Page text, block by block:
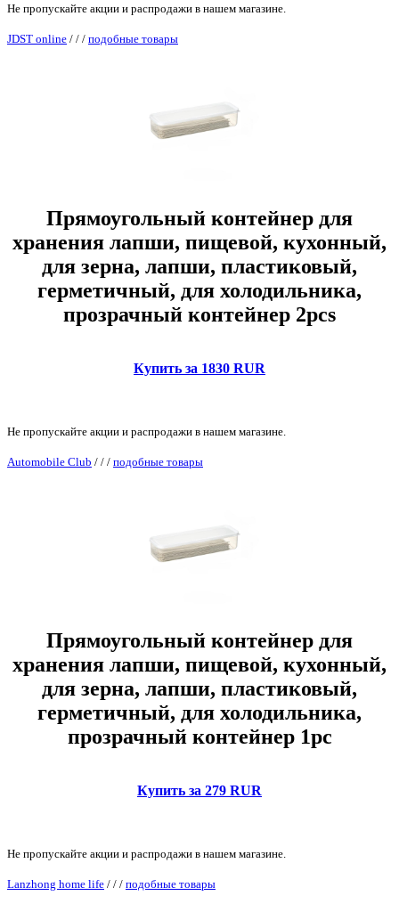
Не пропускайте акции и распродажи в нашем магазине.
JDST online / / / подобные товары
Прямоугольный контейнер для
хранения лапши, пищевой, кухонный,
для зерна, лапши, пластиковый,
герметичный, для холодильника,
прозрачный контейнер 2pcs
Купить за 1830 RUR
Не пропускайте акции и распродажи в нашем магазине.
Automobile Club / / / подобные товары
Прямоугольный контейнер для
хранения лапши, пищевой, кухонный,
для зерна, лапши, пластиковый,
герметичный, для холодильника,
прозрачный контейнер 1pc
Купить за 279 RUR
Не пропускайте акции и распродажи в нашем магазине.
Lanzhong home life / / / подобные товары